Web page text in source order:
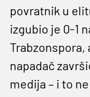
povratnik u
izgubio je 0-1
napadač
medija – i to